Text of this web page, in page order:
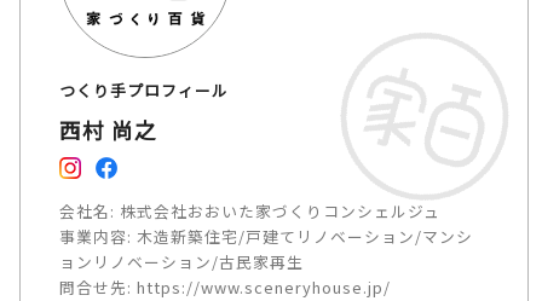
つくり手プロフィール
西村 尚之
会社名: 株式会社おおいた家づくりコンシェルジュ
事業内容: 木造新築住宅/戸建てリノベーション/マンシ
ョンリノベーション/古民家再生
問合せ先: https://www.sceneryhouse.jp/